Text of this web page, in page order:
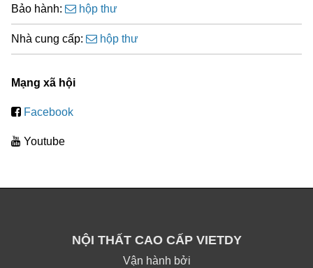
Bảo hành: hộp thư
Nhà cung cấp: hộp thư
Mạng xã hội
Facebook
Youtube
NỘI THẤT CAO CẤP VIETDY
Vận hành bởi